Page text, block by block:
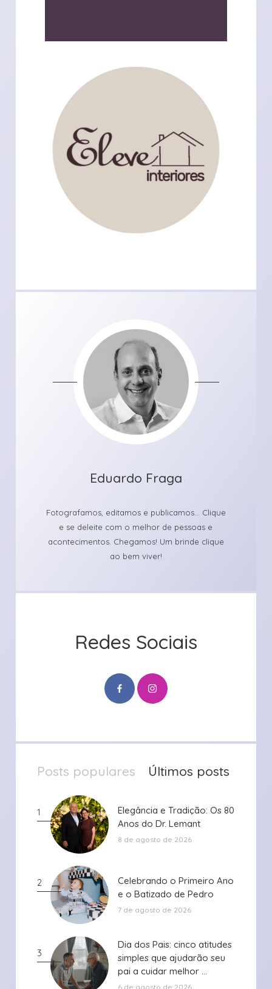
Eduardo Fraga
Fotografamos, editamos e publicamos... Clique
e se deleite com o melhor de pessoas e
acontecimentos. Chegamos! Um brinde clique
ao bem viver!
Redes Sociais
Posts populares Últimos posts
1
Elegância e Tradição: Os 80
Anos do Dr. Lemant
Elegância e Tradição: Os 80
Anos do Dr. Lemant
8 de agosto de 2026
2
Celebrando o Primeiro Ano
e o Batizado de Pedro
Celebrando o Primeiro Ano
e o Batizado de Pedro
7 de agosto de 2026
3
Dia dos Pais: cinco atitudes
simples que ajudarão seu
pai a cuidar melhor ...
Dia dos Pais: cinco atitudes
simples que ajudarão seu
pai a cuidar melhor ...
6 de agosto de 2026